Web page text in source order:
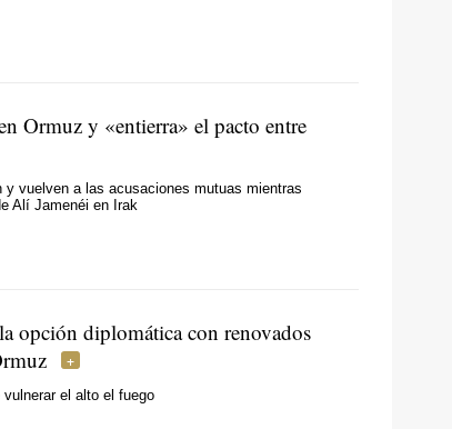
Ormuz y «entierra» el pacto entre
y vuelven a las acusaciones mutuas mientras
Alí Jamenéi en Irak
opción diplomática con renovados
el alto el fuego